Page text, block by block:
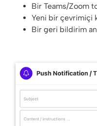
Bir Teams/Zoom
Yeni bir çevrimiçi
Bir geri bildirim